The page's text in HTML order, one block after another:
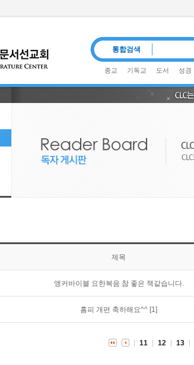
통합검색
종교 기독교 도서 성경
제목
앵커바이블 요한복음 참 좋은 책같습니다.
홈피 개편 축하해요^^ [1]
11 12 13